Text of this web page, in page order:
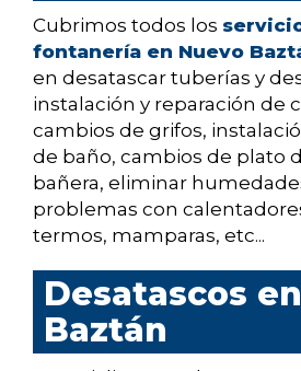
Cubrimos todos los
fontanería en Nuevo
en desatascar tuberías y
instalación y reparación de
cambios de grifos,
de baño, cambios de plato
bañera, eliminar
problemas con
termos, mamparas, etc...
Desatascos
Baztán